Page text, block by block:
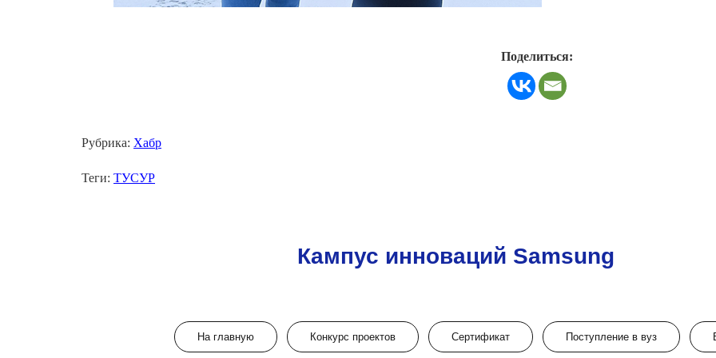
Поделиться:
Рубрика: Хабр
Теги: ТУСУР
Кампус инноваций Samsung
На главную Конкурс проектов Сертификат Поступление в вуз